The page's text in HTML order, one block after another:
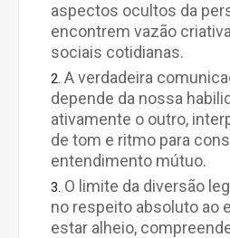
aspectos ocultos da
encontrem vazão
sociais cotidianas.
A verdadeira
depende da nossa
ativamente o outro,
de tom e ritmo para
entendimento mútuo.
O limite da diversão
no respeito absoluto ao
estar alheio,